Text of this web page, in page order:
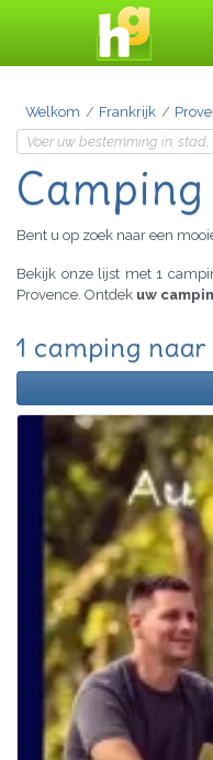
Welkom Frankrijk
Bent u op zoek naar een
Bekijk onze lijst met 1
Provence. Ontdek uw
1 camping